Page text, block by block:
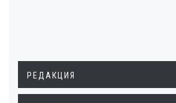
РЕДАКЦИЯ